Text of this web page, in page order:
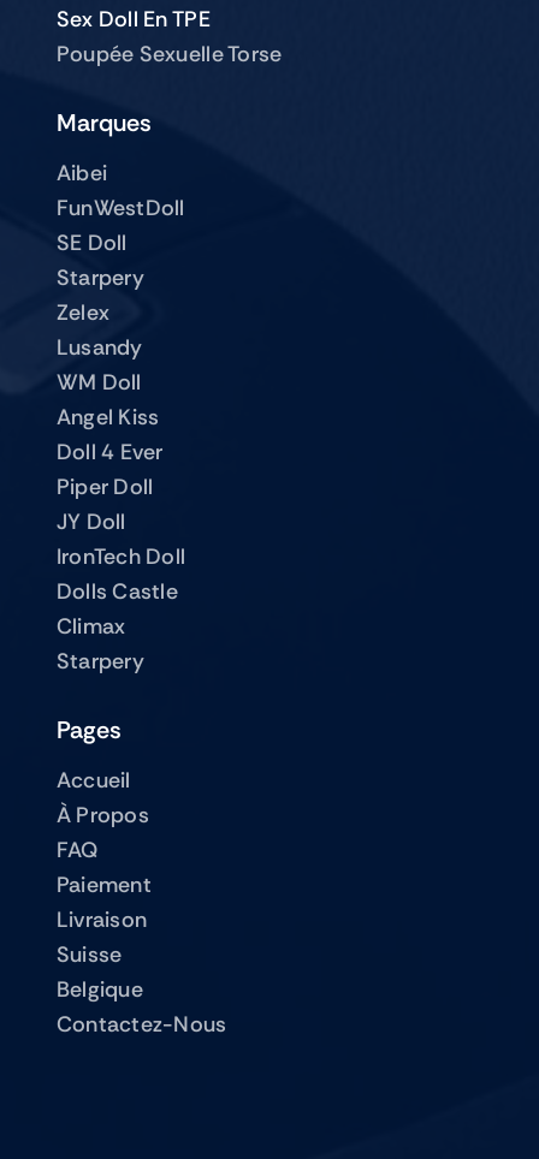
Sex Doll En TPE
Poupée Sexuelle Torse
Marques
Aibei
FunWestDoll
SE Doll
Starpery
Zelex
Lusandy
WM Doll
Angel Kiss
Doll 4 Ever
Piper Doll
JY Doll
IronTech Doll
Dolls Castle
Climax
Starpery
Pages
Accueil
À Propos
FAQ
Paiement
Livraison
Suisse
Belgique
Contactez-Nous